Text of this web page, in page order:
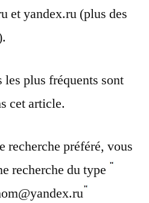
et yandex.ru (plus des
les plus fréquents sont
cet article.
recherche préféré, vous
recherche du type